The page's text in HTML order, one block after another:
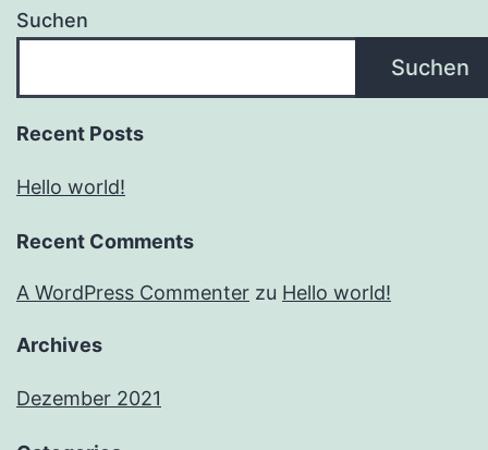
Suchen
Suchen
Recent Posts
Hello world!
Recent Comments
A WordPress Commenter zu Hello world!
Archives
Dezember 2021